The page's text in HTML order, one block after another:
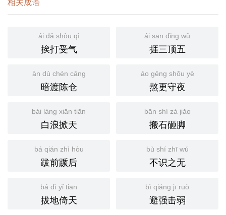
ái dǎ shòu qì
挨打受气
ái sān dǐng wǔ
捱三顶五
àn dù chén cāng
暗渡陈仓
áo gēng shǒu yè
熬更守夜
bái làng xiān tiān
白浪掀天
bān shí zá jiǎo
搬石砸脚
bá qián zhì hòu
跋前踬后
bù shí zhī wú
不识之无
bá dì yǐ tiān
拔地倚天
bì qiáng jī ruò
避强击弱